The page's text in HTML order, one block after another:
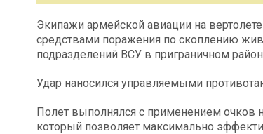
Экипажи армейской авиации на
средствами поражения по скоплению
подразделений ВСУ в приграничном
Удар наносился управляемыми
Полет выполнялся с применением очков
который позволяет максимально